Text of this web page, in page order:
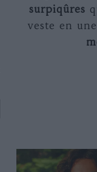
surpiqûres
veste en